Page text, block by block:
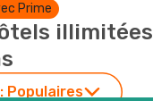
Prime
illimitées
Populaires